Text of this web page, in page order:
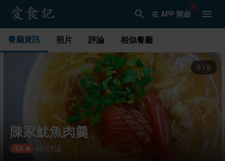
在 APP 開啟
餐廳資訊 照片 評論 相似餐廳
1 / 6
陳家魷魚肉羹
3.5 4則評論